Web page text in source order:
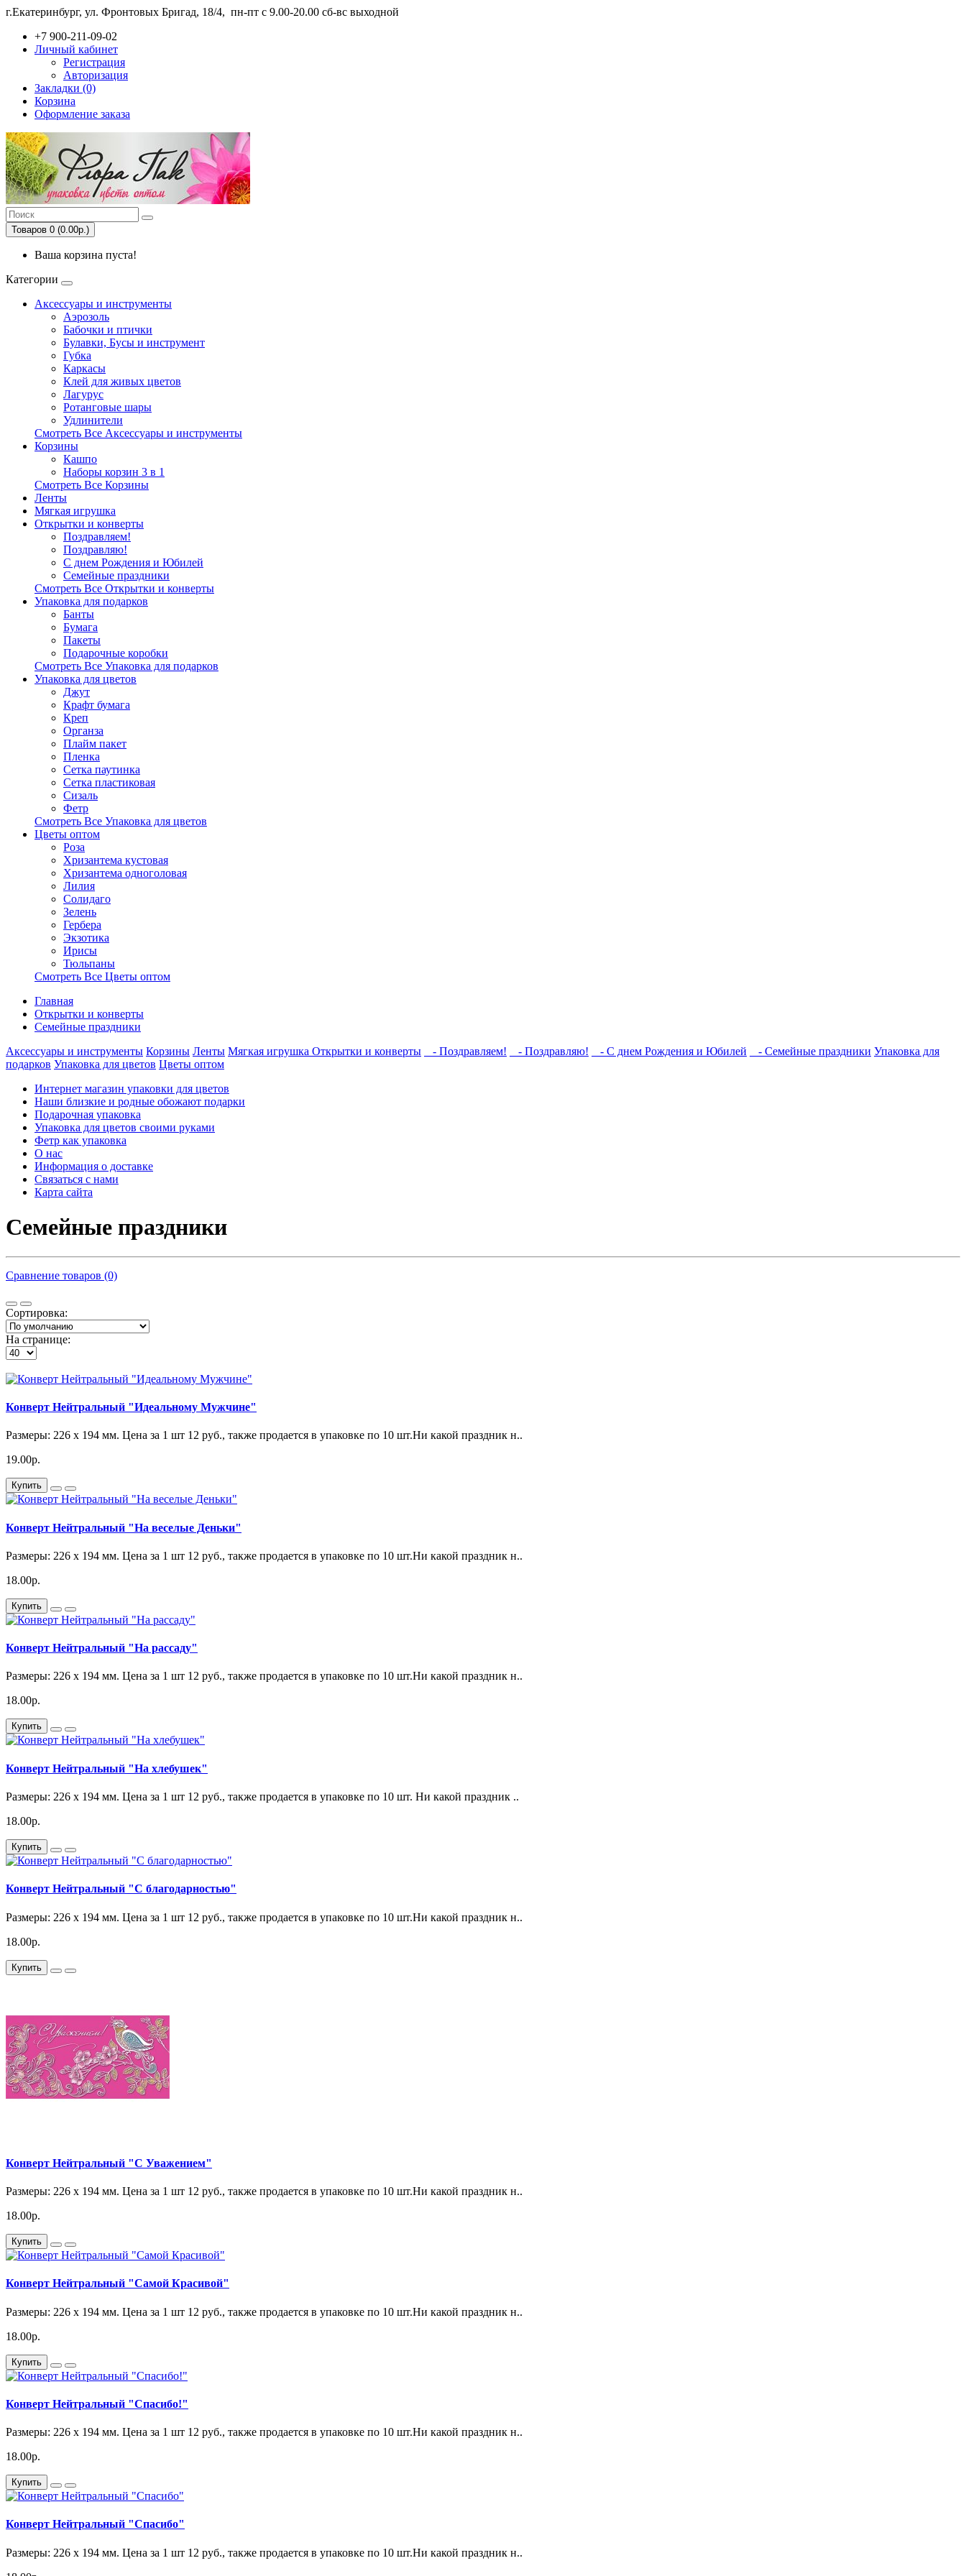
г.Екатеринбург, ул. Фронтовых Бригад, 18/4, пн-пт с 9.00-20.00 сб-вс выходной
+7 900-211-09-02
Личный кабинет
Регистрация
Авторизация
Закладки (0)
Корзина
Оформление заказа
Товаров 0 (0.00р.)
Ваша корзина пуста!
Категории
Аксессуары и инструменты
Аэрозоль
Бабочки и птички
Булавки, Бусы и инструмент
Губка
Каркасы
Клей для живых цветов
Лагурус
Ротанговые шары
Удлинители
Смотреть Все Аксессуары и инструменты
Корзины
Кашпо
Наборы корзин 3 в 1
Смотреть Все Корзины
Ленты
Мягкая игрушка
Открытки и конверты
Поздравляем!
Поздравляю!
С днем Рождения и Юбилей
Семейные праздники
Смотреть Все Открытки и конверты
Упаковка для подарков
Банты
Бумага
Пакеты
Подарочные коробки
Смотреть Все Упаковка для подарков
Упаковка для цветов
Джут
Крафт бумага
Креп
Органза
Плайм пакет
Пленка
Сетка паутинка
Сетка пластиковая
Сизаль
Фетр
Смотреть Все Упаковка для цветов
Цветы оптом
Роза
Хризантема кустовая
Хризантема одноголовая
Лилия
Солидаго
Зелень
Гербера
Экзотика
Ирисы
Тюльпаны
Смотреть Все Цветы оптом
Главная
Открытки и конверты
Семейные праздники
Аксессуары и инструменты Корзины Ленты Мягкая игрушка Открытки и конверты - Поздравляем! - Поздравляю! - С днем Рождения и Юбилей - Семейные праздники Упаковка для
подарков Упаковка для цветов Цветы оптом
Интернет магазин упаковки для цветов
Наши близкие и родные обожают подарки
Подарочная упаковка
Упаковка для цветов своими руками
Фетр как упаковка
О нас
Информация о доставке
Связаться с нами
Карта сайта
Семейные праздники
Сравнение товаров (0)
Сортировка:
На странице:
Конверт Нейтральный "Идеальному Мужчине"
Размеры: 226 x 194 мм. Цена за 1 шт 12 руб., также продается в упаковке по 10 шт.Ни какой праздник н..
19.00р.
Купить
Конверт Нейтральный "На веселые Деньки"
Размеры: 226 x 194 мм. Цена за 1 шт 12 руб., также продается в упаковке по 10 шт.Ни какой праздник н..
18.00р.
Купить
Конверт Нейтральный "На рассаду"
Размеры: 226 x 194 мм. Цена за 1 шт 12 руб., также продается в упаковке по 10 шт.Ни какой праздник н..
18.00р.
Купить
Конверт Нейтральный "На хлебушек"
Размеры: 226 x 194 мм. Цена за 1 шт 12 руб., также продается в упаковке по 10 шт. Ни какой праздник ..
18.00р.
Купить
Конверт Нейтральный "С благодарностью"
Размеры: 226 x 194 мм. Цена за 1 шт 12 руб., также продается в упаковке по 10 шт.Ни какой праздник н..
18.00р.
Купить
Конверт Нейтральный "С Уважением"
Размеры: 226 x 194 мм. Цена за 1 шт 12 руб., также продается в упаковке по 10 шт.Ни какой праздник н..
18.00р.
Купить
Конверт Нейтральный "Самой Красивой"
Размеры: 226 x 194 мм. Цена за 1 шт 12 руб., также продается в упаковке по 10 шт.Ни какой праздник н..
18.00р.
Купить
Конверт Нейтральный "Спасибо!"
Размеры: 226 x 194 мм. Цена за 1 шт 12 руб., также продается в упаковке по 10 шт.Ни какой праздник н..
18.00р.
Купить
Конверт Нейтральный "Спасибо"
Размеры: 226 x 194 мм. Цена за 1 шт 12 руб., также продается в упаковке по 10 шт.Ни какой праздник н..